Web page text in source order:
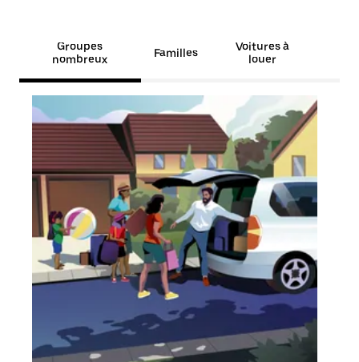
Groupes
nombreux
Familles
Voitures à
louer